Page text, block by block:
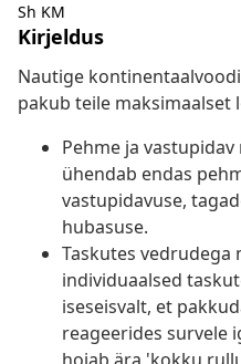
Sh KM
Kirjeldus
Nautige
pakub teile maksimaalset
Pehme ja
ühendab endas
vastupidavuse,
hubasuse.
Taskutes
individuaalsed
iseseisvalt, et
reageerides survele